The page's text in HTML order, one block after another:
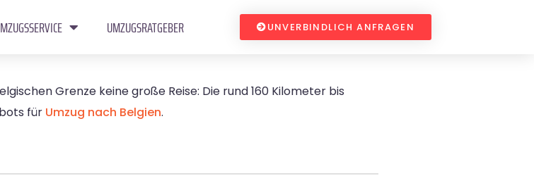
UMZUGSRATGEBER UNVERBINDLICH ANFRAGEN
Grenze keine große Reise: Die rund 160 Kilometer bis
für Umzug nach Belgien.